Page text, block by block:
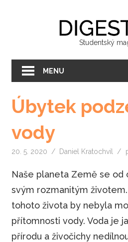
Studentský
MENU
Úbytek
vody
20. 5. 2020 Daniel Kratochvíl
Naše planeta Země se od
svým rozmanitým životem.
tohoto života by nebyla
přítomnosti vody. Voda je
přírodu a živočichy